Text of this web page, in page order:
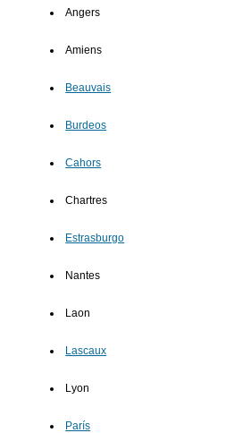
Angers
Amiens
Beauvais
Burdeos
Cahors
Chartres
Estrasburgo
Nantes
Laon
Lascaux
Lyon
París